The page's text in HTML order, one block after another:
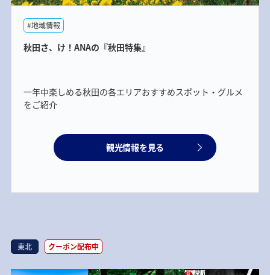
#地域情報
秋田さ、け！ANAの『秋田特集』
一年中楽しめる秋田の各エリアおすすめスポット・グルメ
をご紹介
観光情報を見る
東北 クーポン配布中